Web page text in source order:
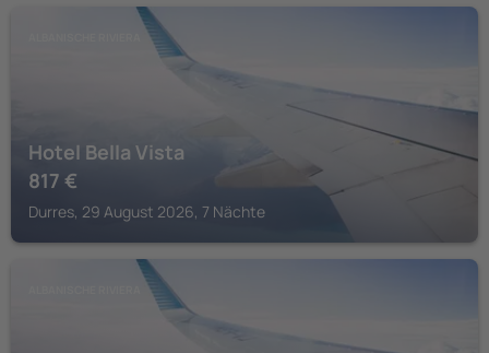
Hotel Bella Vista
817 €
Durres, 29 August 2026, 7 Nächte